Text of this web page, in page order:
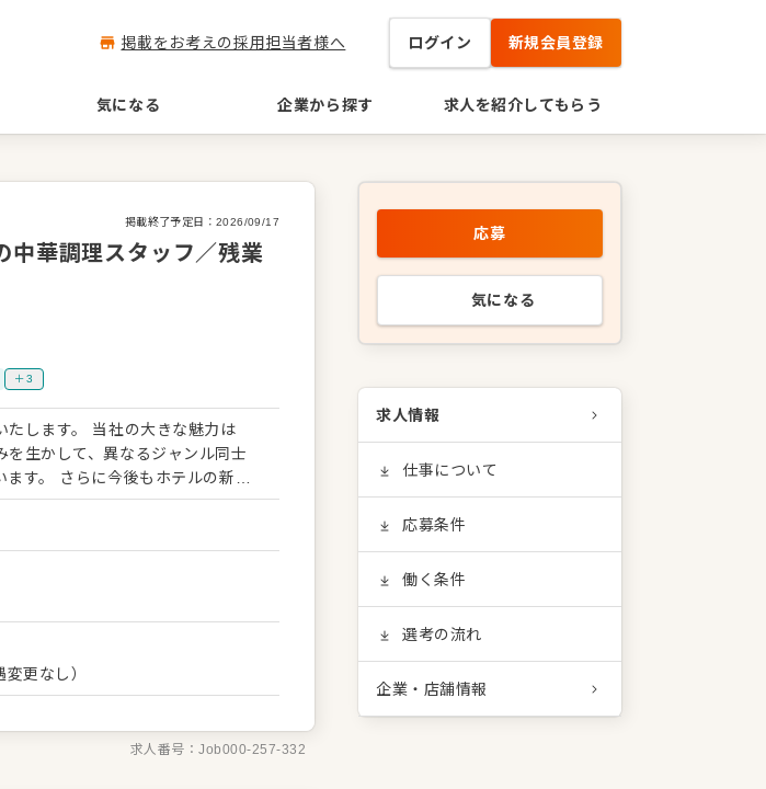
掲載をお考えの採用担当者様へ ログイン 新規会員登録
気になる 企業から探す 求人を紹介してもらう
掲載終了予定日： 2026/09/17
中華調理スタッフ／残業
＋3
たします。 当社の大きな魅力は
生かして、異なるジャンル同士
す。 さらに今後もホテルの新規
ャリアアップを狙う人にはぴった
に幅広い事業を展開する“総合リ
の上質な顧客が多い当ホテルは、
のひと時を生み出していくやり
職などへステップアップも可能
制度やカムバック制度など、働き
日も120日あり、ワークライフバ
更なし）
求人番号：Job000-257-332
応募
気になる
求人情報
仕事について
応募条件
働く条件
選考の流れ
企業・店舗情報